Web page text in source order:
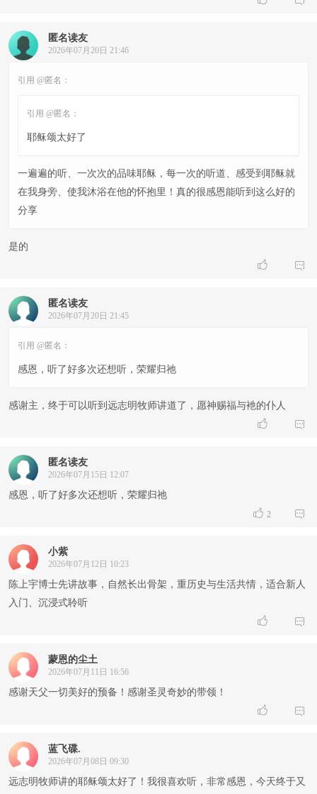
匿名读友
2026年07月20日 21:46
引用 @匿名：
引用 @匿名：
耶稣颂太好了
一遍遍的听、一次次的品味耶稣，每一次的听道、感受到耶稣就
在我身旁、使我沐浴在他的怀抱里！真的很感恩能听到这么好的
分享
是的
 
匿名读友
2026年07月20日 21:45
引用 @匿名：
感恩，听了好多次还想听，荣耀归祂
感谢主，终于可以听到远志明牧师讲道了，愿神赐福与衪的仆人
 
匿名读友
2026年07月15日 12:07
感恩，听了好多次还想听，荣耀归祂
 2 
小紫
2026年07月12日 10:23
陈上宇博士先讲故事，自然长出骨架，重历史与生活共情，适合新人
入门、沉浸式聆听
 
蒙恩的尘土
2026年07月11日 16:56
感谢天父一切美好的预备！感谢圣灵奇妙的带领！
 
蓝飞碟.
2026年07月08日 09:30
远志明牧师讲的耶稣颂太好了！我很喜欢听，非常感恩，今天终于又